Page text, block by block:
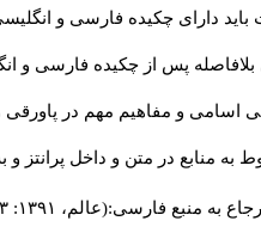
دارای چکیده فارسی و انگلیسی باشند. حجم هر
پس از چکیده فارسی و انگلیسی و بین ۴-۶
اسامی و مفاهیم مهم در
به منابع در متن و داخل پرانتز
ارجاع به منبع فارسی:(عالم، ۱۳۹۱: ۱۰۳)